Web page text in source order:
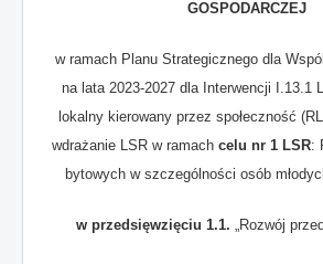
GOSPODARCZEJ
w ramach Planu Strategicznego dla
na lata 2023-2027 dla Interwencji I.13.1
lokalny kierowany przez społeczność
wdrażanie LSR w ramach celu nr 1 LSR:
bytowych w szczególności osób
w przedsięwzięciu 1.1. „Rozwój